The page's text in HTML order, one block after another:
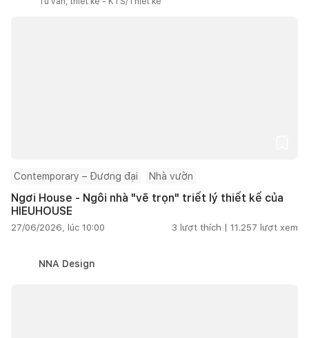
Contemporary – Đương đại Nhà vườn
Ngơi House - Ngôi nhà "vẽ trọn" triết lý thiết kế của
HIEUHOUSE
27/06/2026, lúc 10:00 3 lượt thích | 11.257 lượt xem
NNA Design